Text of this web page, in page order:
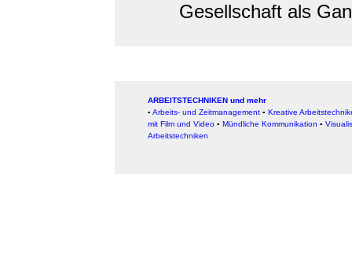
Gesellschaft als
ARBEITSTECHNIKEN und mehr
▪ Arbeits- und Zeitmanagement ▪ Kreative
mit Film und Video ▪ Mündliche Kommunikation ▪
Arbeitstechniken